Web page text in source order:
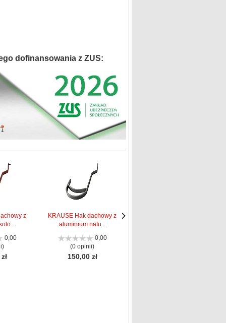
dofinansowania z ZUS:
z
0,00
KRAUSE Hak dachowy z
aluminium natu...
0,00
(0 opinii)
150,00 zł